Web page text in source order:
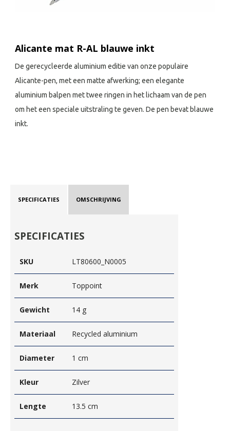
Alicante mat R-AL blauwe inkt
De gerecycleerde aluminium editie van onze populaire
Alicante-pen, met een matte afwerking; een elegante
aluminium balpen met twee ringen in het lichaam van de pen
om het een speciale uitstraling te geven. De pen bevat blauwe
inkt.
SPECIFICATIES OMSCHRIJVING
SPECIFICATIES
SKU LT80600_N0005
Merk Toppoint
Gewicht 14 g
Materiaal Recycled aluminium
Diameter 1 cm
Kleur Zilver
Lengte 13.5 cm